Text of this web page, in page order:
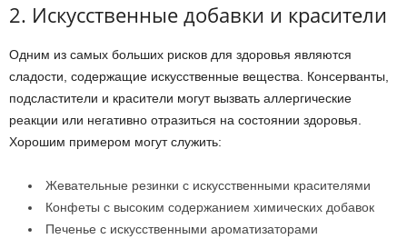
2. Искусственные добавки и красители
Одним из самых больших рисков для здоровья являются
сладости, содержащие искусственные вещества. Консерванты,
подсластители и красители могут вызвать аллергические
реакции или негативно отразиться на состоянии здоровья.
Хорошим примером могут служить:
Жевательные резинки с искусственными красителями
Конфеты с высоким содержанием химических добавок
Печенье с искусственными ароматизаторами